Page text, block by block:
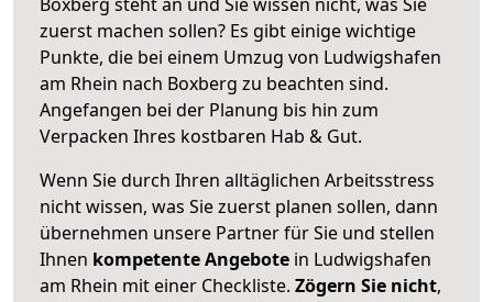
zuerst machen sollen? Es gibt einige wichtige
Punkte, die bei einem Umzug von Ludwigshafen
am Rhein nach Boxberg zu beachten sind.
Angefangen bei der Planung bis hin zum
Verpacken Ihres kostbaren Hab & Gut.
Wenn Sie durch Ihren alltäglichen Arbeitsstress
nicht wissen, was Sie zuerst planen sollen, dann
übernehmen unsere Partner für Sie und stellen
Ihnen kompetente Angebote in Ludwigshafen
am Rhein mit einer Checkliste. Zögern Sie nicht,